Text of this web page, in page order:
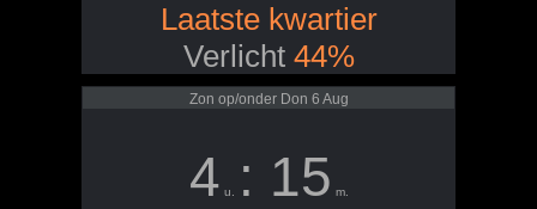
Laatste kwartier
Verlicht 44%
Zon op/onder Don 6 Aug
4 u. : 15 m.